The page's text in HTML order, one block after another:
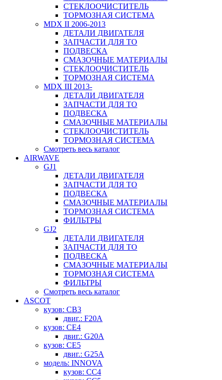
СТЕКЛООЧИСТИТЕЛЬ
ТОРМОЗНАЯ СИСТЕМА
MDX II 2006-2013
ДЕТАЛИ ДВИГАТЕЛЯ
ЗАПЧАСТИ ДЛЯ ТО
ПОДВЕСКА
СМАЗОЧНЫЕ МАТЕРИАЛЫ
СТЕКЛООЧИСТИТЕЛЬ
ТОРМОЗНАЯ СИСТЕМА
MDX III 2013-
ДЕТАЛИ ДВИГАТЕЛЯ
ЗАПЧАСТИ ДЛЯ ТО
ПОДВЕСКА
СМАЗОЧНЫЕ МАТЕРИАЛЫ
СТЕКЛООЧИСТИТЕЛЬ
ТОРМОЗНАЯ СИСТЕМА
Смотреть весь каталог
AIRWAVE
GJ1
ДЕТАЛИ ДВИГАТЕЛЯ
ЗАПЧАСТИ ДЛЯ ТО
ПОДВЕСКА
СМАЗОЧНЫЕ МАТЕРИАЛЫ
ТОРМОЗНАЯ СИСТЕМА
ФИЛЬТРЫ
GJ2
ДЕТАЛИ ДВИГАТЕЛЯ
ЗАПЧАСТИ ДЛЯ ТО
ПОДВЕСКА
СМАЗОЧНЫЕ МАТЕРИАЛЫ
ТОРМОЗНАЯ СИСТЕМА
ФИЛЬТРЫ
Смотреть весь каталог
ASCOT
кузов: CB3
двиг.: F20A
кузов: CE4
двиг.: G20A
кузов: CE5
двиг.: G25A
модель: INNOVA
кузов: CC4